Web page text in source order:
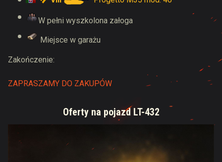
W pełni wyszkolona załoga
Miejsce w garażu
Zakończenie:
ZAPRASZAMY DO ZAKUPÓW
Oferty na pojazd LT-432